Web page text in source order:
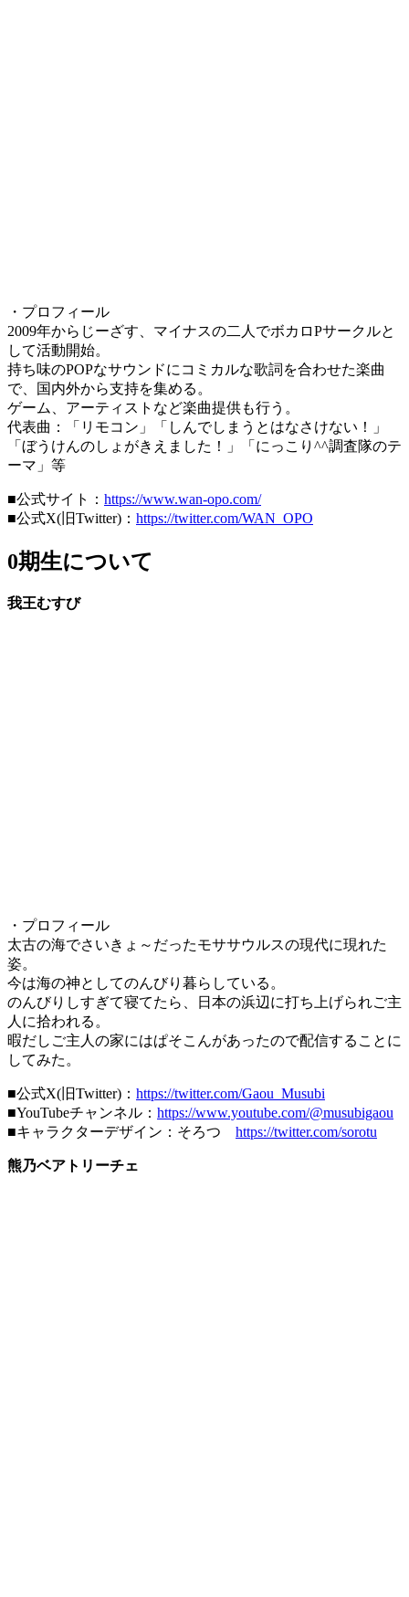
・プロフィール
2009年からじーざす、マイナスの二人でボカロPサークルと
して活動開始。
持ち味のPOPなサウンドにコミカルな歌詞を合わせた楽曲
で、国内外から支持を集める。
ゲーム、アーティストなど楽曲提供も行う。
代表曲：「リモコン」「しんでしまうとはなさけない！」
「ぼうけんのしょがきえました！」「にっこり^^調査隊のテ
ーマ」等
■公式サイト： https://www.wan-opo.com/
■公式X(旧Twitter)： https://twitter.com/WAN_OPO
0期生について
我王むすび
・プロフィール
太古の海でさいきょ～だったモササウルスの現代に現れた
姿。
今は海の神としてのんびり暮らしている。
のんびりしすぎて寝てたら、日本の浜辺に打ち上げられご主
人に拾われる。
暇だしご主人の家にはぱそこんがあったので配信することに
してみた。
■公式X(旧Twitter)： https://twitter.com/Gaou_Musubi
■YouTubeチャンネル： https://www.youtube.com/@musubigaou
■キャラクターデザイン：そろつ https://twitter.com/sorotu
熊乃ベアトリーチェ